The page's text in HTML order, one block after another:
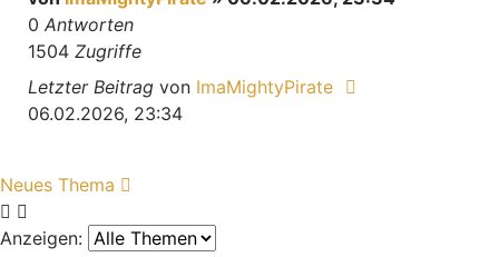
0 Antworten
1504 Zugriffe
Letzter Beitrag von ImaMightyPirate
06.02.2026, 23:34
Neues Thema
Anzeigen: